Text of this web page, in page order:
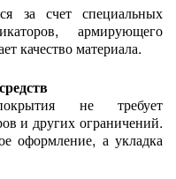
за счет специальных
армирующего
качество материала.
не требует
и других ограничений.
оформление, а укладка